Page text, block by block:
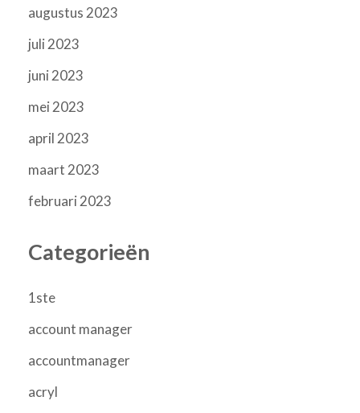
augustus 2023
juli 2023
juni 2023
mei 2023
april 2023
maart 2023
februari 2023
Categorieën
1ste
account manager
accountmanager
acryl